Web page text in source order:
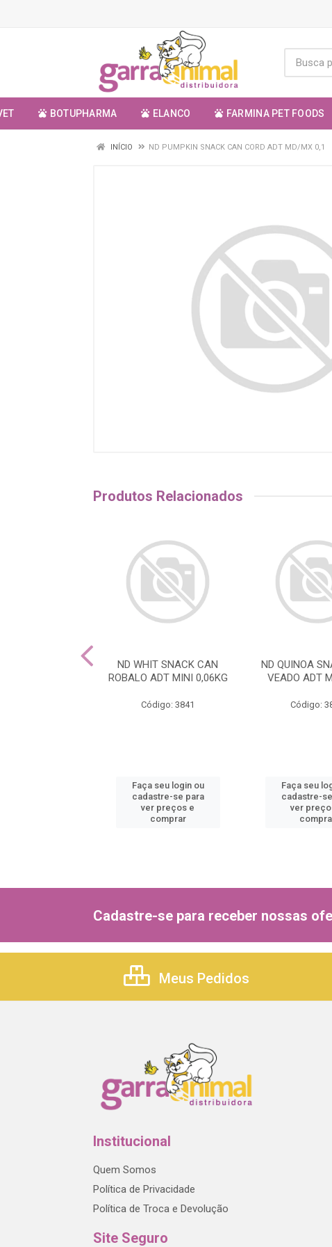
BOTUPHARMA ELANCO FARMINA PET FOODS
INÍCIO ND PUMPKIN SNACK CAN CORD ADT MD/MX 0,1
Produtos Relacionados
ND WHIT SNACK CAN
ROBALO ADT MINI 0,06KG
Código: 3841
Faça seu login ou
cadastre-se para
ver preços e
comprar
ND QUINOA
VEADO ADT
Código:
Faça seu
cadastre-
ver
Cadastre-se para receber nossas
Meus Pedidos
Institucional
Quem Somos
Política de Privacidade
Política de Troca e Devolução
Site Seguro